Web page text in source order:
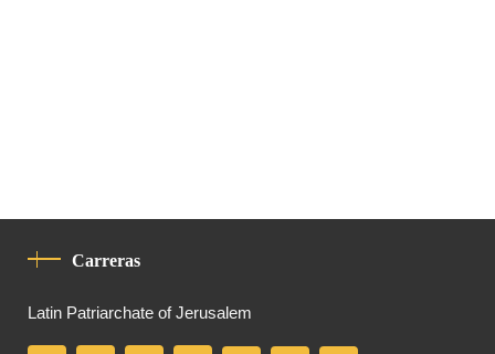
Carreras
Latin Patriarchate of Jerusalem